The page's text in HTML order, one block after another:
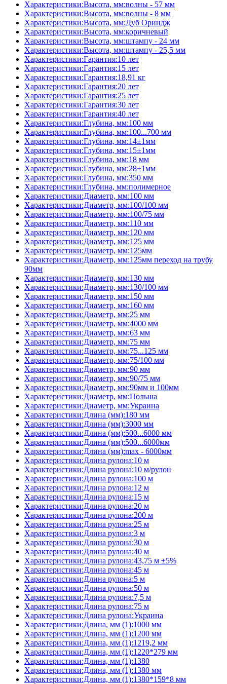
Характеристики:Высота, мм:волны - 57 мм
Характеристики:Высота, мм:волны - 8 мм
Характеристики:Высота, мм:Дуб Ориндж
Характеристики:Высота, мм:коричневый
Характеристики:Высота, мм:штампу - 24 мм
Характеристики:Высота, мм:штампу - 25,5 мм
Характеристики:Гарантия:10 лет
Характеристики:Гарантия:15 лет
Характеристики:Гарантия:18,91 кг
Характеристики:Гарантия:20 лет
Характеристики:Гарантия:25 лет
Характеристики:Гарантия:30 лет
Характеристики:Гарантия:40 лет
Характеристики:Глубина, мм:100 мм
Характеристики:Глубина, мм:100...700 мм
Характеристики:Глубина, мм:14±1мм
Характеристики:Глубина, мм:15±1мм
Характеристики:Глубина, мм:18 мм
Характеристики:Глубина, мм:28±1мм
Характеристики:Глубина, мм:350 мм
Характеристики:Глубина, мм:полимерное
Характеристики:Диаметр, мм:100 мм
Характеристики:Диаметр, мм:100/100 мм
Характеристики:Диаметр, мм:100/75 мм
Характеристики:Диаметр, мм:110 мм
Характеристики:Диаметр, мм:120 мм
Характеристики:Диаметр, мм:125 мм
Характеристики:Диаметр, мм:125мм
Характеристики:Диаметр, мм:125мм переход на трубу
90мм
Характеристики:Диаметр, мм:130 мм
Характеристики:Диаметр, мм:130/100 мм
Характеристики:Диаметр, мм:150 мм
Характеристики:Диаметр, мм:160 мм
Характеристики:Диаметр, мм:25 мм
Характеристики:Диаметр, мм:4000 мм
Характеристики:Диаметр, мм:63 мм
Характеристики:Диаметр, мм:75 мм
Характеристики:Диаметр, мм:75...125 мм
Характеристики:Диаметр, мм:75/100 мм
Характеристики:Диаметр, мм:90 мм
Характеристики:Диаметр, мм:90/75 мм
Характеристики:Диаметр, мм:90мм и 100мм
Характеристики:Диаметр, мм:Польша
Характеристики:Диаметр, мм:Украина
Характеристики:Длина (мм):180 мм
Характеристики:Длина (мм):3000 мм
Характеристики:Длина (мм):500...6000 мм
Характеристики:Длина (мм):500...6000мм
Характеристики:Длина (мм):max - 6000мм
Характеристики:Длина рулона:10 м
Характеристики:Длина рулона:10 м/рулон
Характеристики:Длина рулона:100 м
Характеристики:Длина рулона:12 м
Характеристики:Длина рулона:15 м
Характеристики:Длина рулона:20 м
Характеристики:Длина рулона:200 м
Характеристики:Длина рулона:25 м
Характеристики:Длина рулона:3 м
Характеристики:Длина рулона:30 м
Характеристики:Длина рулона:40 м
Характеристики:Длина рулона:43,75 м ±5%
Характеристики:Длина рулона:45 м
Характеристики:Длина рулона:5 м
Характеристики:Длина рулона:50 м
Характеристики:Длина рулона:7,5 м
Характеристики:Длина рулона:75 м
Характеристики:Длина рулона:Украина
Характеристики:Длина, мм (1):1000 мм
Характеристики:Длина, мм (1):1200 мм
Характеристики:Длина, мм (1):1219,2 мм
Характеристики:Длина, мм (1):1220*279 мм
Характеристики:Длина, мм (1):1380
Характеристики:Длина, мм (1):1380 мм
Характеристики:Длина, мм (1):1380*159*8 мм